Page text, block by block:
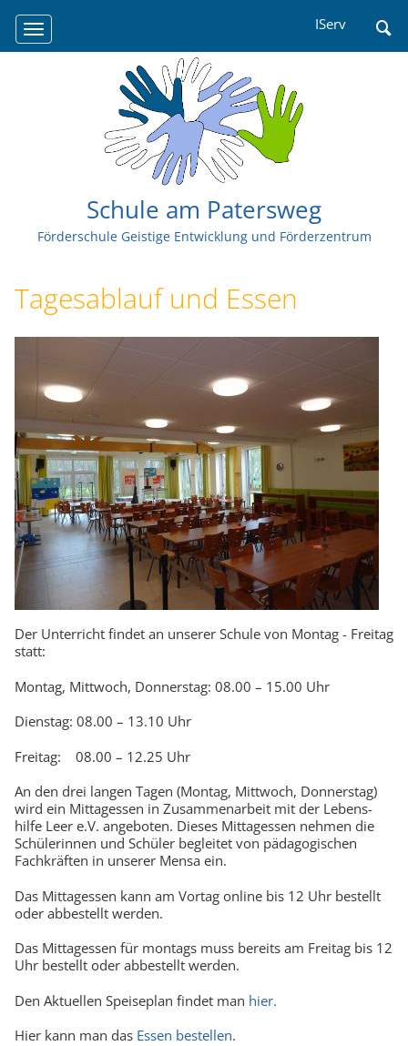
IServ
überspringen
Schule am Patersweg
Förderschule Geistige Entwicklung und Förderzentrum
Tagesablauf und Essen
Der Unterricht findet an unserer Schule von Montag - Freitag
statt:
Montag, Mittwoch, Donnerstag: 08.00 – 15.00 Uhr
Dienstag: 08.00 – 13.10 Uhr
Freitag: 08.00 – 12.25 Uhr
An den drei langen Tagen (Montag, Mittwoch, Donnerstag)
wird ein Mittagessen in Zusammenarbeit mit der Lebens­
hilfe Leer e.V. angeboten. Dieses Mittagessen nehmen die
Schülerinnen und Schüler begleitet von pädagogischen
Fachkräften in unserer Mensa ein.
Das Mittagessen kann am Vortag online bis 12 Uhr bestellt
oder abbestellt werden.
Das Mittagessen für montags muss bereits am Freitag bis 12
Uhr bestellt oder abbestellt werden.
Den Aktuellen Speiseplan findet man hier.
Hier kann man das Essen bestellen.